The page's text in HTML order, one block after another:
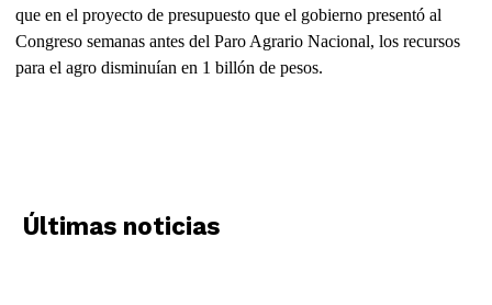
que en el proyecto de presupuesto que el gobierno presentó al
Congreso semanas antes del Paro Agrario Nacional, los recursos
para el agro disminuían en 1 billón de pesos.
Últimas noticias